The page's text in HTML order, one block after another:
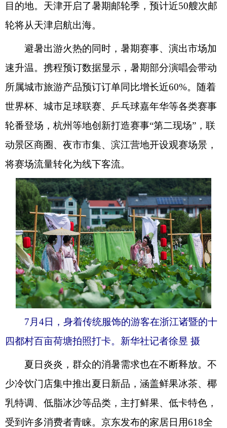
目的地。天津开启了暑期邮轮季，预计近50艘次邮
轮将从天津启航出海。
避暑出游火热的同时，暑期赛事、演出市场加
速升温。携程预订数据显示，暑期部分演唱会带动
所属城市旅游产品预订订单同比增长近60%。随着
世界杯、城市足球联赛、乒乓球嘉年华等各类赛事
轮番登场，杭州等地创新打造赛事“第二现场”，联
动景区商圈、夜市市集、滨江营地开设观赛场景，
将赛场流量转化为线下客流。
7月4日，身着传统服饰的游客在浙江诸暨的十
四都村百亩荷塘拍照打卡。新华社记者徐昱 摄
夏日炎炎，群众的消暑需求也在不断释放。不
少冷饮门店集中推出夏日新品，涵盖鲜果冰茶、椰
乳特调、低脂冰沙等品类，主打鲜果、低卡特色，
受到许多消费者青睐。京东发布的家居日用618全